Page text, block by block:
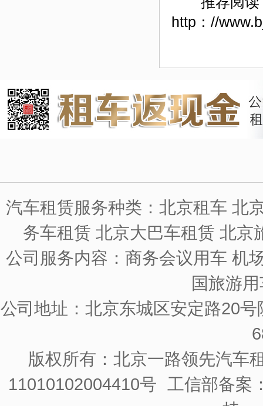
http：//
汽车租赁服务种类：北京租车 北
务车租赁 北京大巴车租赁 北京
公司服务内容：商务会议用车 机
国旅游
公司地址：北京东城区安定路20
版权所有：北京一路领先汽车
11010102004410号 工信部备案